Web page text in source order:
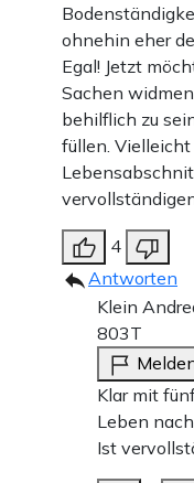
ohnehin eher
Egal! Jetzt
Sachen
behilflich zu
füllen.
4
Antworten
Klein
803T
Klar mit
Leben
Ist